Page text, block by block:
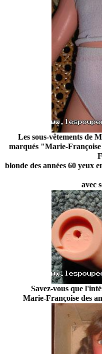
Les sous-vêtements de
marqués "Marie-
blonde des années 60 yeux
avec
Savez-vous que
Marie-Françoise des